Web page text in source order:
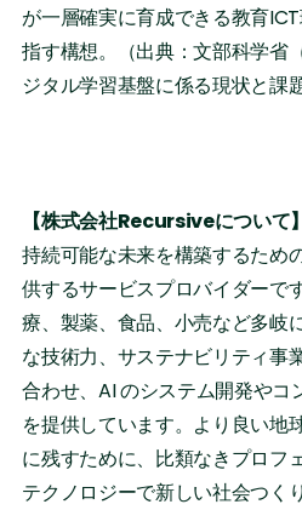
が一層確実に育成できる教育
指す構想。（出典：文部科学省
ジタル学習基盤に係る現状と課
【株式会社Recursiveについて】
持続可能な未来を構築するため
供するサービスプロバイダーで
療、製薬、食品、小売など多岐
な技術力、サステナビリティ事
合わせ、AI のシステム開発やコ
を提供しています。より良い地
に残すために、比類なきプロフ
テクノロジーで新しい社会つく